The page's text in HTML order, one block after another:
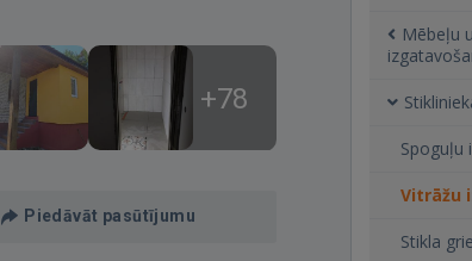
+78
Piedāvāt pasūtījumu
Mēbeļu
Spoguļu
Vitrāžu
Stikla